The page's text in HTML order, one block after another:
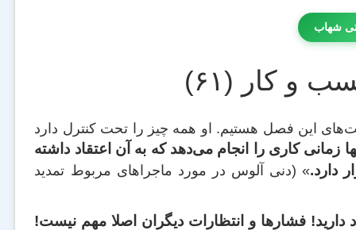
شهاب
و کار (۶۱)
این فصل هستیم. او همه چیز را تحت کنترل دارد
کاری را انجام می‌دهد که به آن اعتقاد داشته
دارد.» (دنی آلوس در مورد ماجراهای مربوط تمدید
دارید! فشارها و انتظارات دیگران اصلا مهم نیست!